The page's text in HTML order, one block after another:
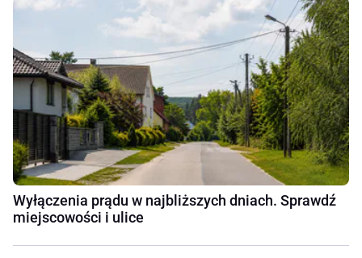
Wyłączenia prądu w najbliższych dniach. Sprawdź
miejscowości i ulice